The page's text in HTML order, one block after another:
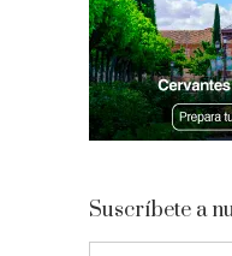
Suscríbete a